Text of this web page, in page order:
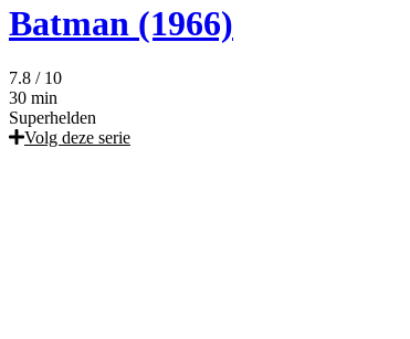
Batman (1966)
7.8 / 10
30 min
Superhelden
Volg deze serie